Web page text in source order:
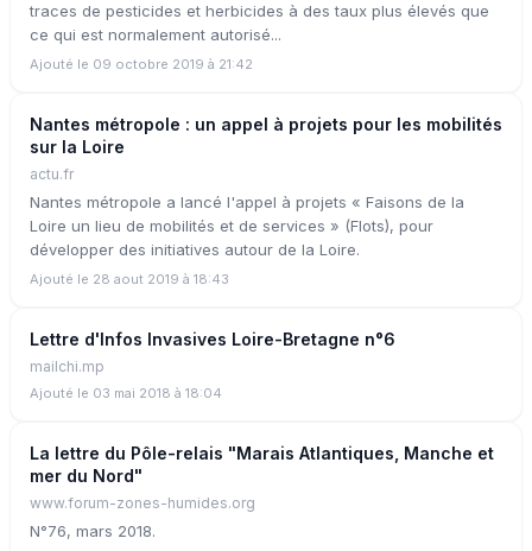
traces de pesticides et herbicides à des taux plus élevés que
ce qui est normalement autorisé...
Ajouté le 09 octobre 2019 à 21:42
Nantes métropole : un appel à projets pour les mobilités
sur la Loire
actu.fr
Nantes métropole a lancé l'appel à projets « Faisons de la
Loire un lieu de mobilités et de services » (Flots), pour
développer des initiatives autour de la Loire.
Ajouté le 28 aout 2019 à 18:43
Lettre d'Infos Invasives Loire-Bretagne n°6
mailchi.mp
Ajouté le 03 mai 2018 à 18:04
La lettre du Pôle-relais "Marais Atlantiques, Manche et
mer du Nord"
www.forum-zones-humides.org
N°76, mars 2018.